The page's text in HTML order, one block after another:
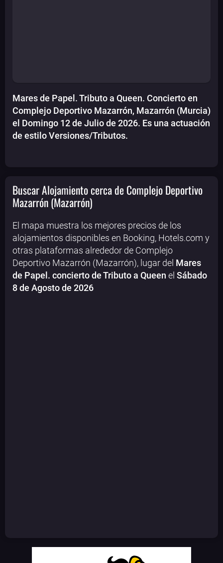
Mares de Papel. Tributo a Queen. Concierto en
Complejo Deportivo Mazarrón, Mazarrón (Murcia)
el Domingo 12 de Julio de 2026. Es una actuación
de estilo Versiones/Tributos.
Buscar Alojamiento cerca de Complejo Deportivo
Mazarrón (Mazarrón)
El mapa muestra los mejores precios de los
alojamientos disponibles en Booking, Hotels.com y
otras plataformas alrededor de Complejo
Deportivo Mazarrón (Mazarrón), lugar del Mares
de Papel. concierto de Tributo a Queen el Sábado
8 de Agosto de 2026